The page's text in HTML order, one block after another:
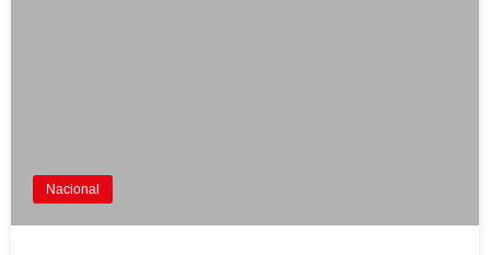
Nacional